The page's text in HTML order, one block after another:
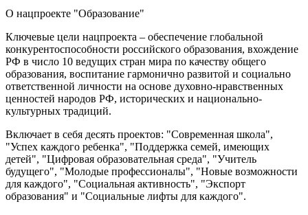
О нацпроекте "Образование"
Ключевые цели нацпроекта – обеспечение глобальной
конкурентоспособности российского образования, вхождение
РФ в число 10 ведущих стран мира по качеству общего
образования, воспитание гармонично развитой и социально
ответственной личности на основе духовно-нравственных
ценностей народов РФ, исторических и национально-
культурных традиций.
Включает в себя десять проектов: "Современная школа",
"Успех каждого ребенка", "Поддержка семей, имеющих
детей", "Цифровая образовательная среда", "Учитель
будущего", "Молодые профессионалы", "Новые возможности
для каждого", "Социальная активность", "Экспорт
образования" и "Социальные лифты для каждого".